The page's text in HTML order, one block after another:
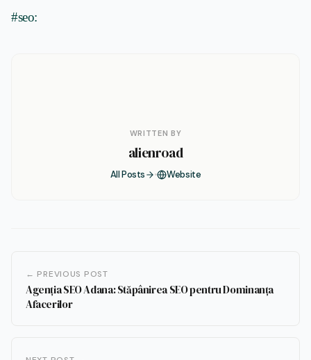
#seo:
WRITTEN BY
alienroad
All Posts Website
← PREVIOUS POST
Agenția SEO Adana: Stăpânirea SEO pentru Dominanța
Afacerilor